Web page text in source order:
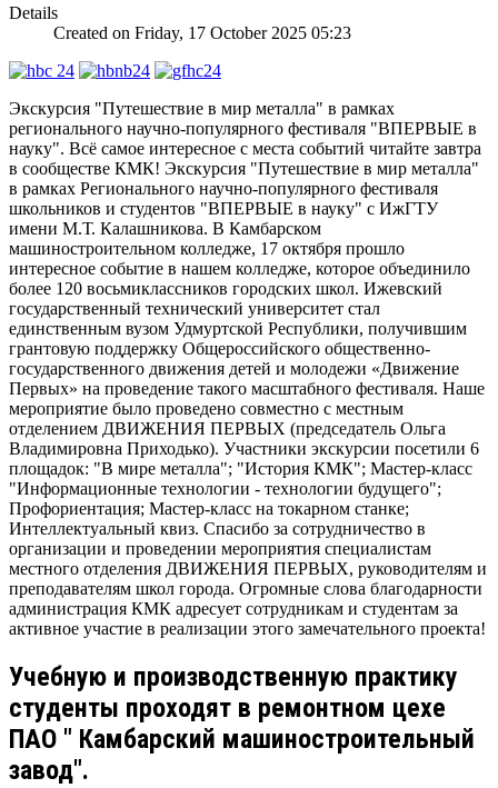
Details
Created on Friday, 17 October 2025 05:23
Экскурсия "Путешествие в мир металла" в рамках
регионального научно-популярного фестиваля "ВПЕРВЫЕ в
науку". Всё самое интересное с места событий читайте завтра
в сообществе КМК! Экскурсия "Путешествие в мир металла"
в рамках Регионального научно-популярного фестиваля
школьников и студентов "ВПЕРВЫЕ в науку" с ИжГТУ
имени М.Т. Калашникова. В Камбарском
машиностроительном колледже, 17 октября прошло
интересное событие в нашем колледже, которое объединило
более 120 восьмиклассников городских школ. Ижевский
государственный технический университет стал
единственным вузом Удмуртской Республики, получившим
грантовую поддержку Общероссийского общественно-
государственного движения детей и молодежи «Движение
Первых» на проведение такого масштабного фестиваля. Наше
мероприятие было проведено совместно с местным
отделением ДВИЖЕНИЯ ПЕРВЫХ (председатель Ольга
Владимировна Приходько). Участники экскурсии посетили 6
площадок: "В мире металла"; "История КМК"; Мастер-класс
"Информационные технологии - технологии будущего";
Профориентация; Мастер-класс на токарном станке;
Интеллектуальный квиз. Спасибо за сотрудничество в
организации и проведении мероприятия специалистам
местного отделения ДВИЖЕНИЯ ПЕРВЫХ, руководителям и
преподавателям школ города. Огромные слова благодарности
администрация КМК адресует сотрудникам и студентам за
активное участие в реализации этого замечательного проекта!
Учебную и производственную практику
студенты проходят в ремонтном цехе
ПАО " Камбарский машиностроительный
завод".